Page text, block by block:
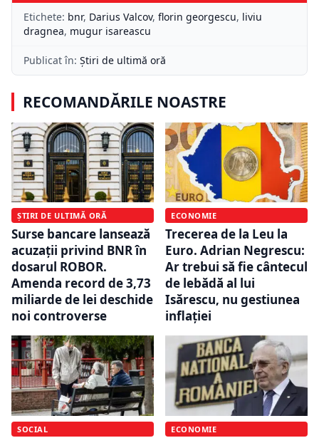
Etichete: bnr, Darius Valcov, florin georgescu, liviu
dragnea, mugur isareascu
Publicat în: Știri de ultimă oră
RECOMANDĂRILE NOASTRE
ȘTIRI DE ULTIMĂ ORĂ
Surse bancare lansează
acuzații privind BNR în
dosarul ROBOR.
Amenda record de 3,73
miliarde de lei deschide
noi controverse
ECONOMIE
Trecerea de la Leu la
Euro. Adrian Negrescu:
Ar trebui să fie cântecul
de lebădă al lui
Isărescu, nu gestiunea
inflației
SOCIAL ECONOMIE